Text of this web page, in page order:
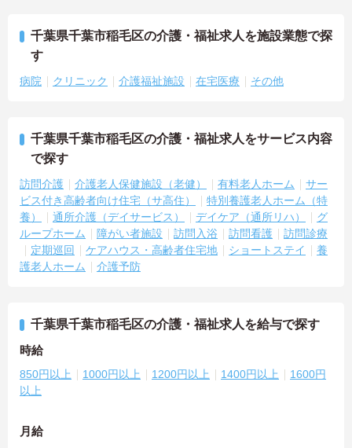
千葉県千葉市稲毛区の介護・福祉求人を施設業態で探
す
病院 クリニック 介護福祉施設 在宅医療 その他
千葉県千葉市稲毛区の介護・福祉求人をサービス内容
で探す
訪問介護 介護老人保健施設（老健） 有料老人ホーム
サー
ビス付き高齢者向け住宅（サ高住）
特別養護老人ホーム（特
養）
通所介護（デイサービス） デイケア（通所リハ）
グ
ループホーム
障がい者施設 訪問入浴 訪問看護
訪問診療
定期巡回
ケアハウス・高齢者住宅地 ショートステイ
養
護老人ホーム
介護予防
千葉県千葉市稲毛区の介護・福祉求人を給与で探す
時給
850円以上 1000円以上 1200円以上 1400円以上
1600円
以上
月給